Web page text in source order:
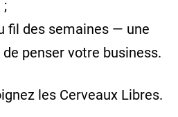
;
fil des semaines — une
penser votre business.
les Cerveaux Libres.